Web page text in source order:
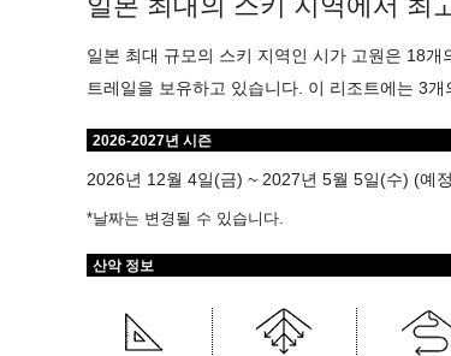
일본 최대 규모의 스키 지역인 시가 고원은 18
트레일을 보유하고 있습니다. 이 리조트에는 3
2026-2027년 시즌
2026년 12월 4일(금) ~ 2027년 5월 5일(수) (예
*날짜는 변경될 수 있습니다.
산악 정보